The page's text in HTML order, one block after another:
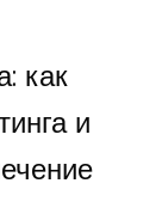
как
и